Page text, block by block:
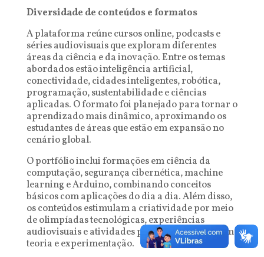
Diversidade de conteúdos e formatos
A plataforma reúne cursos online, podcasts e
séries audiovisuais que exploram diferentes
áreas da ciência e da inovação. Entre os temas
abordados estão inteligência artificial,
conectividade, cidades inteligentes, robótica,
programação, sustentabilidade e ciências
aplicadas. O formato foi planejado para tornar o
aprendizado mais dinâmico, aproximando os
estudantes de áreas que estão em expansão no
cenário global.
O portfólio inclui formações em ciência da
computação, segurança cibernética, machine
learning e Arduino, combinando conceitos
básicos com aplicações do dia a dia. Além disso,
os conteúdos estimulam a criatividade por meio
de olimpíadas tecnológicas, experiências
audiovisuais e atividades práticas que conectam
teoria e experimentação.